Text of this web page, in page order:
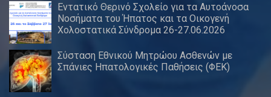
Εντατικό Θερινό Σχολείο για τα Αυτοάνοσα
Νοσήματα του Ήπατος και τα Οικογενή
Χολοστατικά Σύνδρομα 26-27.06.2026
Σύσταση Εθνικού Μητρώου Ασθενών με
Σπάνιες Ηπατολογικές Παθήσεις (ΦΕΚ)